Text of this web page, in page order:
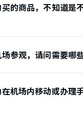
的商品，不知道是
参观，请问需要哪
机场内移动或办理